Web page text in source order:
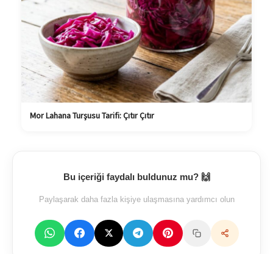
Mor Lahana Turşusu Tarifi: Çıtır Çıtır
Bu içeriği faydalı buldunuz mu? 🙌
Paylaşarak daha fazla kişiye ulaşmasına yardımcı olun